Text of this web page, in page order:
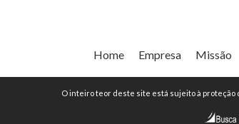
Home Empresa Missão
O inteiro teor deste site está sujeito à proteção